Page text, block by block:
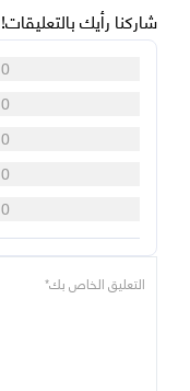
شاركنا رأيك بالتعليقات!
0
0
0
0
0